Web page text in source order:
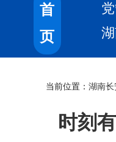
首
页
当前位置： 湖南长
时刻